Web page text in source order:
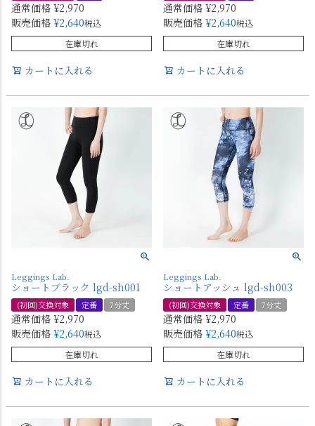
通常価格 ¥2,970
販売価格 ¥2,640税込
在庫切れ
カートに入れる
通常価格 ¥2,970
販売価格 ¥2,640税込
在庫切れ
カートに入れる
Leggings Lab.
ショートブラック lgd-sh001
(初回)交換対象 定番 7分丈
通常価格 ¥2,970
販売価格 ¥2,640税込
在庫切れ
カートに入れる
Leggings Lab.
ショートアッシュ lgd-sh003
(初回)交換対象 定番 7分丈
通常価格 ¥2,970
販売価格 ¥2,640税込
在庫切れ
カートに入れる